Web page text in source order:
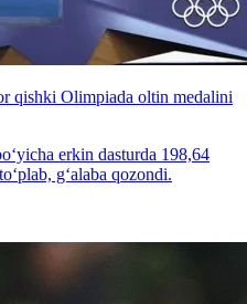
qishki Olimpiada oltin medalini
erkin dasturda 198,64
g‘alaba qozondi.